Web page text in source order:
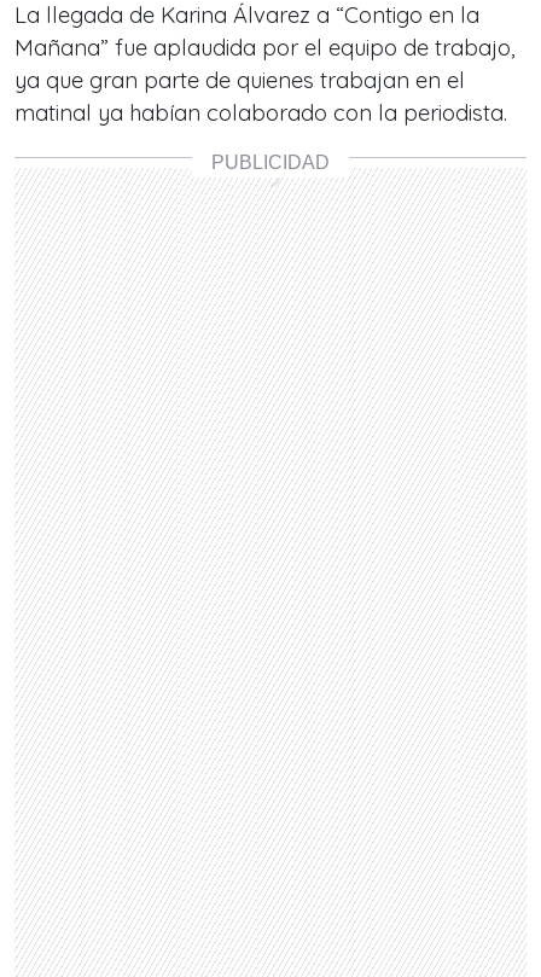
La llegada de Karina Álvarez a “Contigo en la
Mañana” fue aplaudida por el equipo de trabajo,
ya que gran parte de quienes trabajan en el
matinal ya habían colaborado con la periodista.